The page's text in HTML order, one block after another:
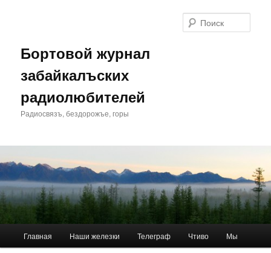
Бортовой журнал
забайкалъских
радиолюбителей
Радиосвязъ, бездорожъе, горы
Главная Наши железки Телеграф Чтиво Мы